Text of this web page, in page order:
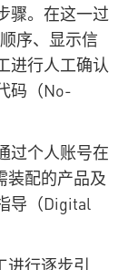
骤。在这一过
序、显示信
进行人工确认
码（No-
过个人账号在
装配的产品及
导（Digital
进行逐步引